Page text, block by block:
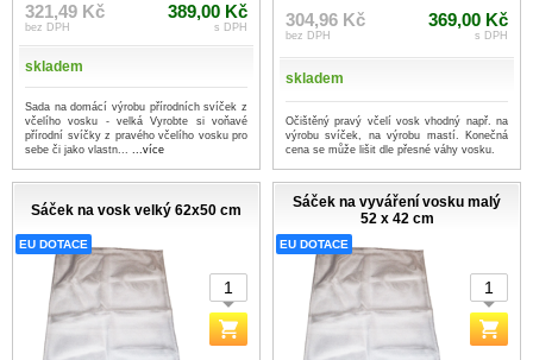
321,49 Kč
bez DPH
389,00 Kč
s DPH
skladem
Sada na domácí výrobu přírodních svíček z
včelího vosku - velká Vyrobte si voňavé
přírodní svíčky z pravého včelího vosku pro
sebe či jako vlastn... ...více
304,96 Kč
bez DPH
369,00 Kč
s DPH
skladem
Očištěný pravý včelí vosk vhodný např. na
výrobu svíček, na výrobu mastí. Konečná
cena se může lišit dle přesné váhy vosku.
Sáček na vosk velký 62x50 cm
EU DOTACE
Sáček na vyváření vosku malý
52 x 42 cm
EU DOTACE